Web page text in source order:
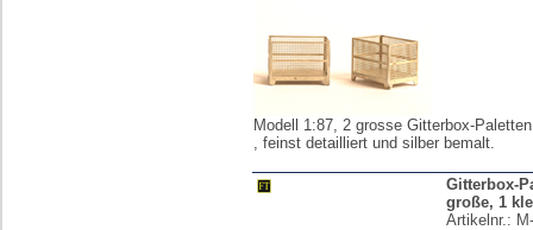
Modell 1:87, 2 grosse Gitterbox-
, feinst detailliert und silber bemalt.
Gitterbox-
große, 1
Artikelnr.: